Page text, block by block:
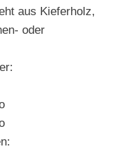
aus Kieferholz,
oder